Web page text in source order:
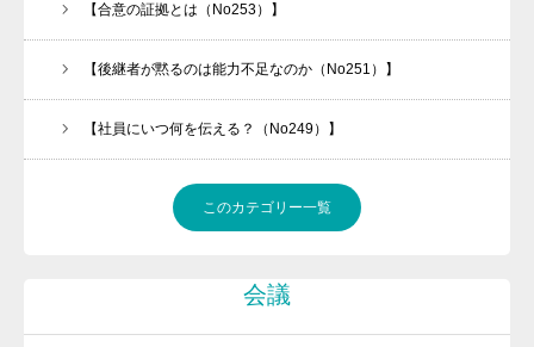
【合意の証拠とは（No253）】
【後継者が黙るのは能力不足なのか（No251）】
【社員にいつ何を伝える？（No249）】
このカテゴリー一覧
会議